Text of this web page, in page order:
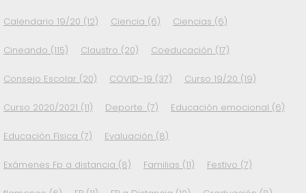
Calendario 19/20 (12) Ciencia (6) Ciencias (6)
Cineando (115) Claustro (20) Coeducación (17)
Consejo Escolar (20) COVID-19 (37) Curso 19/20 (19)
Curso 2020/2021 (11) Deporte. (7) Educación emocional (6)
Educación Física (7) Evaluación (8)
Exámenes Fp a distancia (8) Familias (11) Festivo (7)